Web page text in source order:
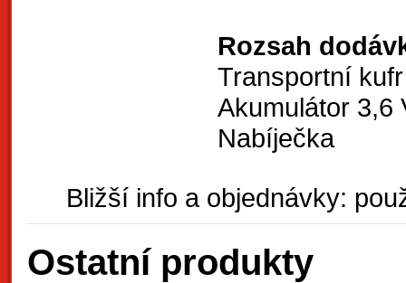
Rozsah
Transportní
Akumulátor 3,6
Nabíječka
Bližší info a objednávky:
Ostatní produkty